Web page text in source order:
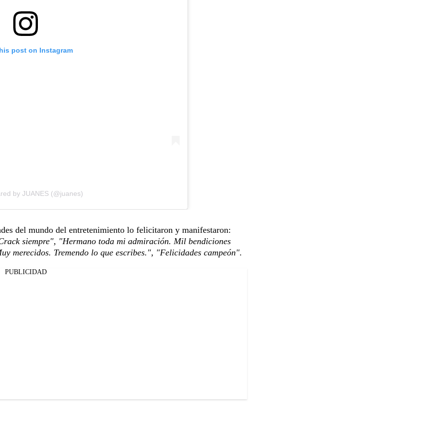
post on Instagram
by JUANES (@juanes)
del mundo del entretenimiento lo felicitaron y manifestaron:
siempre", "Hermano toda mi admiración. Mil bendiciones
merecidos. Tremendo lo que escribes.", "Felicidades campeón".
PUBLICIDAD